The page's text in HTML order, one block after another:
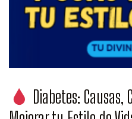
Diabetes: Causas,